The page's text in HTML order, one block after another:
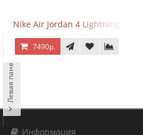
Nike Air Jordan 4 Lightning
7490р.
Информация
Левая панель